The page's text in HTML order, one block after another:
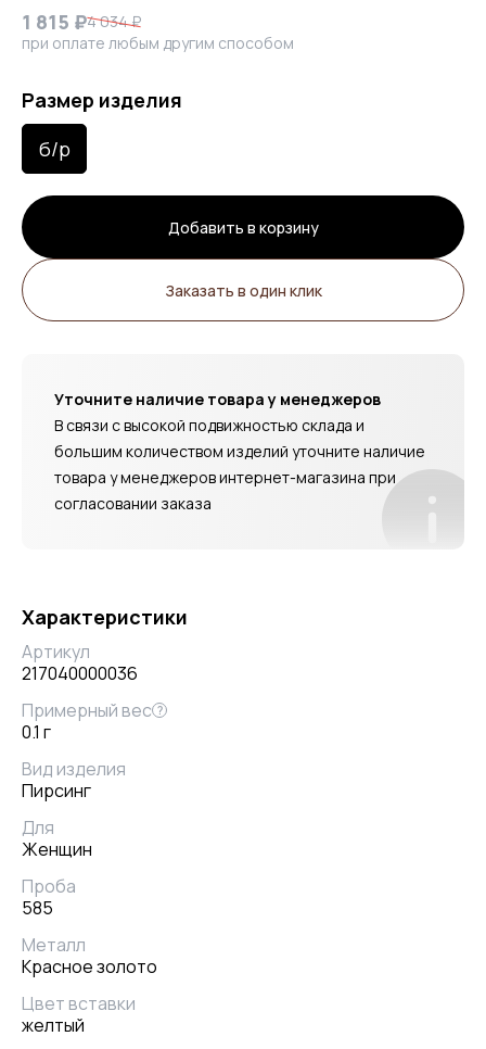
1 815 ₽4 034 ₽
при оплате любым другим способом
Размер изделия
б/р
Добавить в корзину
Заказать в один клик
Уточните наличие товара у менеджеров
В связи с высокой подвижностью склада и
большим количеством изделий уточните наличие
товара у менеджеров интернет-магазина при
согласовании заказа
Характеристики
Артикул
217040000036
Примерный вес ?
0.1 г
Вид изделия
Пирсинг
Для
Женщин
Проба
585
Металл
Красное золото
Цвет вставки
желтый